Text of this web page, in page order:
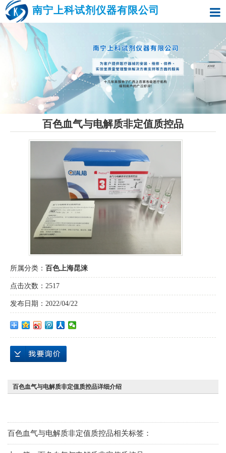
南宁上科试剂仪器有限公司
百色血气与电解质非定值质控品
所属分类： 百色上海昆涞
点击次数： 2517
发布日期： 2022/04/22
百色血气与电解质非定值质控品详细介绍
百色血气与电解质非定值质控品相关标签：